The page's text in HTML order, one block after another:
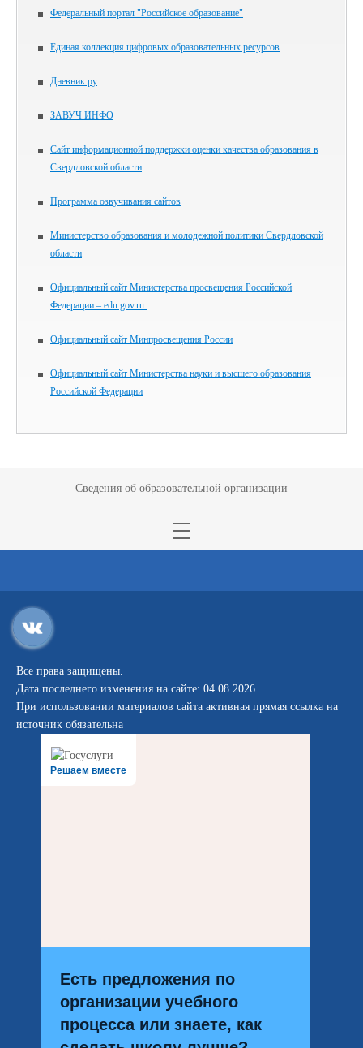
Федеральный портал "Российское образование"
Единая коллекция цифровых образовательных ресурсов
Дневник.ру
ЗАВУЧ.ИНФО
Сайт информационной поддержки оценки качества образования в
Свердловской области
Программа озвучивания сайтов
Министерство образования и молодежной политики Свердловской
области
Официальный сайт Министерства просвещения Российской
Федерации – edu.gov.ru.
Официальный сайт Минпросвещения России
Официальный сайт Министерства науки и высшего образования
Российской Федерации
Сведения об образовательной организации
Все права защищены.
Дата последнего изменения на сайте: 04.08.2026
При использовании материалов сайта активная прямая ссылка на
источник обязательна
Решаем вместе
Есть предложения по
организации учебного
процесса или знаете, как